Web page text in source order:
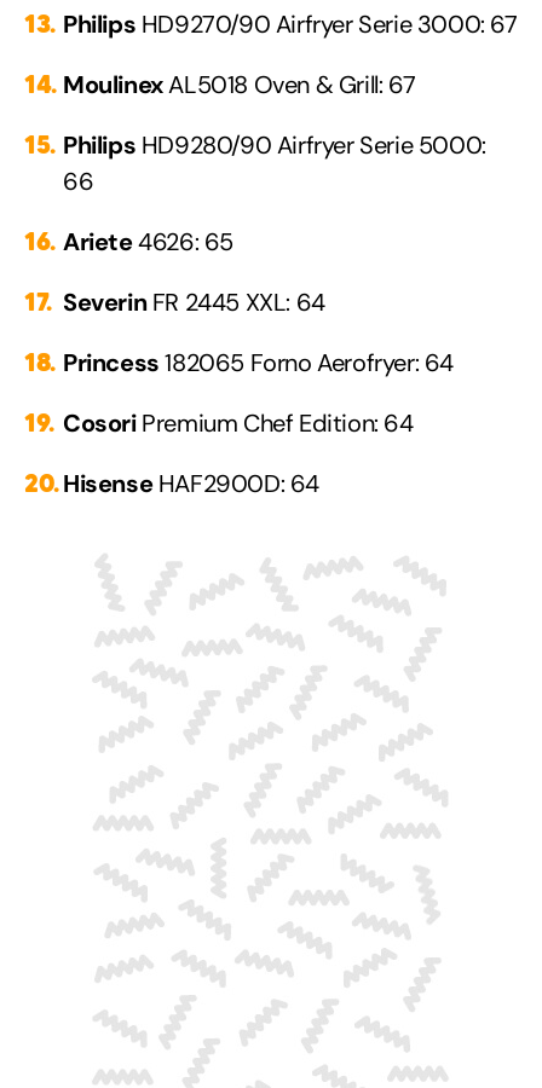
Philips HD9270/90 Airfryer Serie 3000: 67
MoulinexAL5018 Oven & Grill: 67
Philips HD9280/90 Airfryer Serie 5000:
66
Ariete4626: 65
SeverinFR 2445 XXL: 64
Princess182065 Forno Aerofryer: 64
CosoriPremium Chef Edition: 64
HisenseHAF2900D: 64